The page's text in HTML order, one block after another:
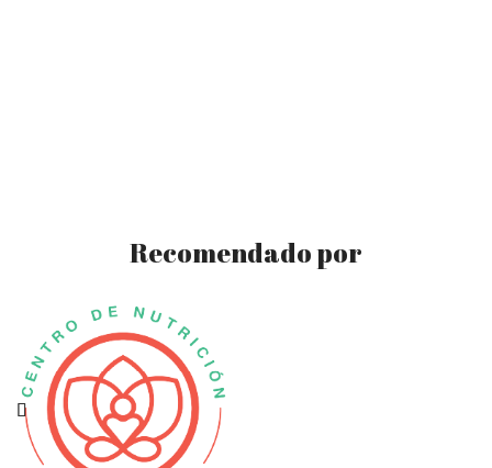
Recomendado por